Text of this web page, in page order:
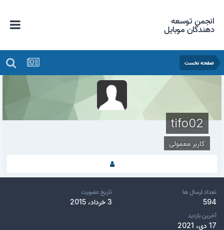
انجمن توسعه
دهندگان موبایل
صفحه نخست
tifo02
کاربر معمولی
تعداد ارسال ها
594
تاریخ عضویت
3 خرداد، 2015
آخرین بازدید
17 دی، 2021